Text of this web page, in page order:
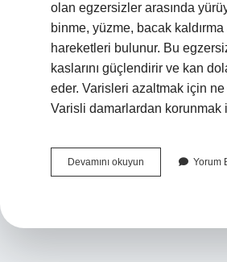
olan egzersizler arasında
binme, yüzme, bacak
hareketleri bulunur. Bu
kaslarını güçlendirir ve kan
eder. Varisleri azaltmak için ne
Varisli damarlardan
Devamını okuyun
Yürümek
Yorum